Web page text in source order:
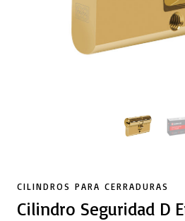
CILINDROS PARA CERRADURAS
Cilindro Seguridad D